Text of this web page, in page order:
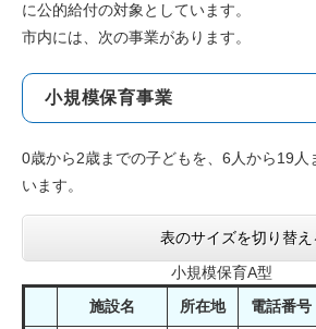
に公的給付の対象としています。
市内には、次の事業があります。
小規模保育事業
0歳から2歳までの子どもを、6人から19人
います。
表のサイズを切り替え
小規模保育A型
施設名
所在地 電話番号